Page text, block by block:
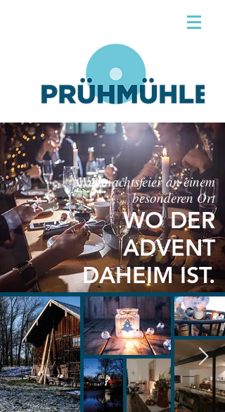
Weihnachtsfeieran einem
besonderen Ort
WO DER
ADVENT
DAHEIM IST.